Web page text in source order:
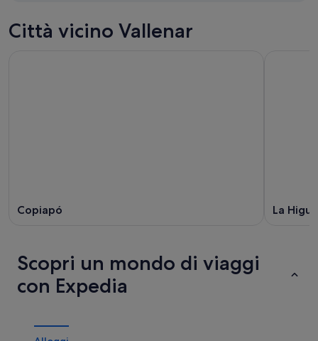
Città vicino Vallenar
Copiapó La
Scopri un mondo di viaggi
con Expedia